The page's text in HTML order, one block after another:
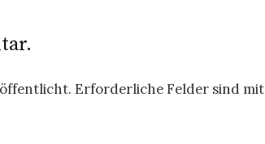
Erforderliche Felder sind mit